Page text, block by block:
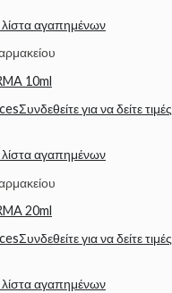
αγαπημένων
10ml
Συνδεθείτε για να δείτε τιμές
αγαπημένων
20ml
Συνδεθείτε για να δείτε τιμές
αγαπημένων